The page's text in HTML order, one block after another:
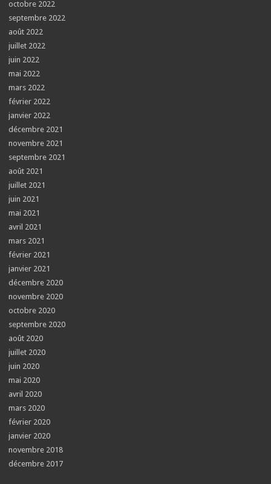
octobre 2022
septembre 2022
août 2022
juillet 2022
juin 2022
mai 2022
mars 2022
février 2022
janvier 2022
décembre 2021
novembre 2021
septembre 2021
août 2021
juillet 2021
juin 2021
mai 2021
avril 2021
mars 2021
février 2021
janvier 2021
décembre 2020
novembre 2020
octobre 2020
septembre 2020
août 2020
juillet 2020
juin 2020
mai 2020
avril 2020
mars 2020
février 2020
janvier 2020
novembre 2018
décembre 2017